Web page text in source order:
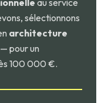
au service
sélectionnons
architecture
pour un
100 000 €.